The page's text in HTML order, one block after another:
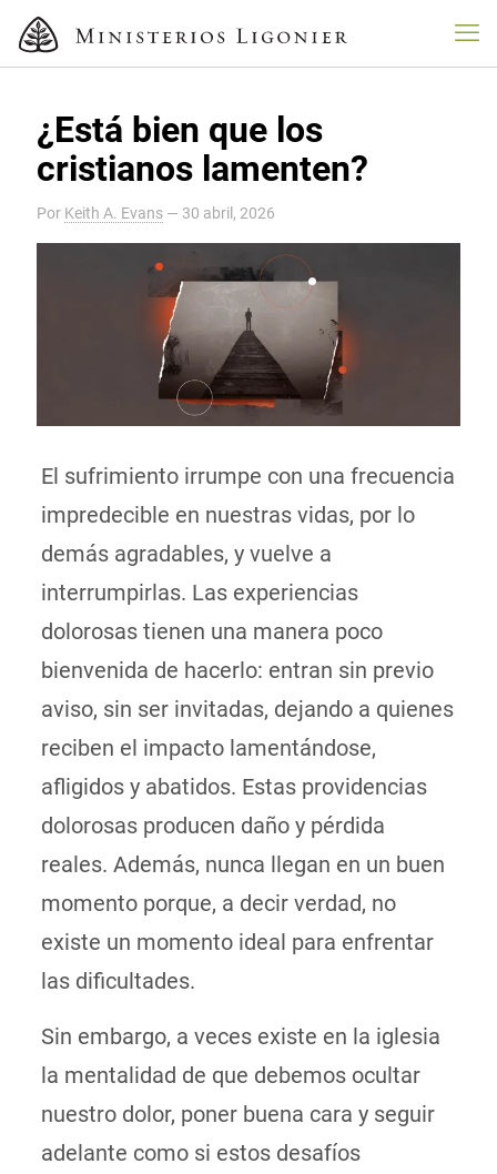
¿Está bien que los
cristianos lamenten?
Por Keith A. Evans — 30 abril, 2026
El sufrimiento irrumpe con una frecuencia
impredecible en nuestras vidas, por lo
demás agradables, y vuelve a
interrumpirlas. Las experiencias
dolorosas tienen una manera poco
bienvenida de hacerlo: entran sin previo
aviso, sin ser invitadas, dejando a quienes
reciben el impacto lamentándose,
afligidos y abatidos. Estas providencias
dolorosas producen daño y pérdida
reales. Además, nunca llegan en un buen
momento porque, a decir verdad, no
existe un momento ideal para enfrentar
las dificultades.
Sin embargo, a veces existe en la iglesia
la mentalidad de que debemos ocultar
nuestro dolor, poner buena cara y seguir
adelante como si estos desafíos